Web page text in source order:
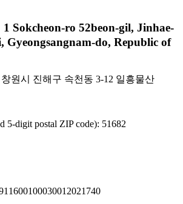
Sokcheon-ro 52beon-gil, Jinhae-
Gyeongsangnam-do, Republic of
원시 진해구 속천동 3-12 일흥물산
5-digit postal ZIP code): 51682